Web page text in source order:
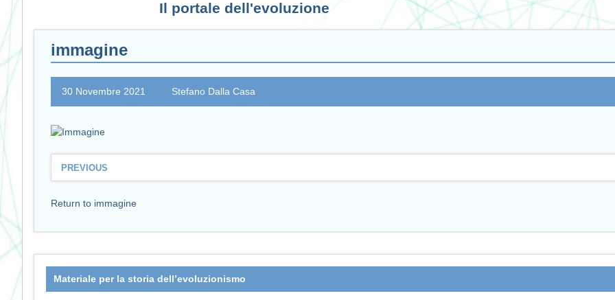
Il portale dell'evoluzione
immagine
30 Novembre 2021 Stefano Dalla Casa
PREVIOUS
Return to immagine
Materiale per la storia dell’evoluzionismo